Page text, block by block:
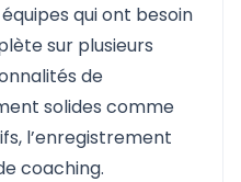
qui ont besoin
sur plusieurs
de
solides comme
l’enregistrement
coaching.